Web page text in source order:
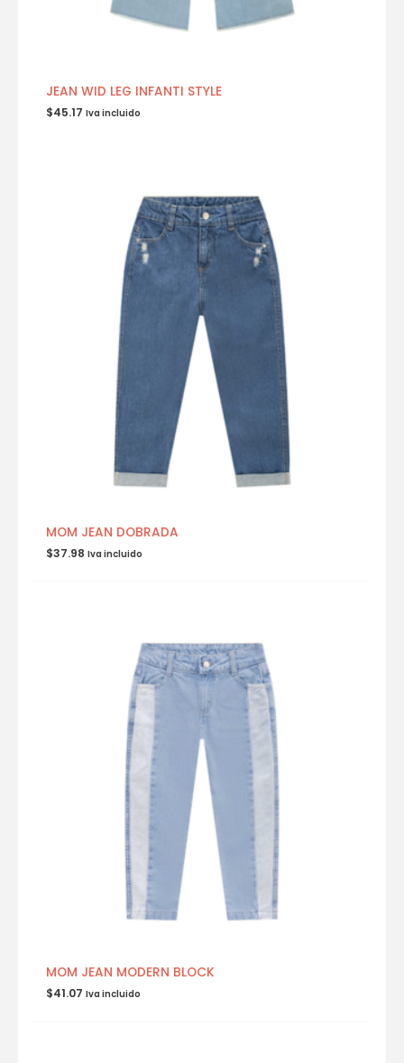
JEAN WID LEG INFANTI STYLE
$45.17 Iva incluido
MOM JEAN DOBRADA
$37.98 Iva incluido
MOM JEAN MODERN BLOCK
$41.07 Iva incluido